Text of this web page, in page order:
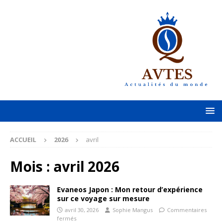
ACCUEIL 2026 avril
Mois : avril 2026
Evaneos Japon : Mon retour d’expérience
sur ce voyage sur mesure
avril 30, 2026 Sophie Mangus
Commentaires
fermés